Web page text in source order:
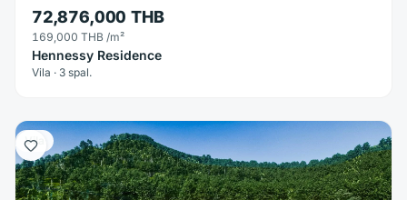
72,876,000 THB
169,000 THB /m²
Hennessy Residence
Vila · 3 spal.
Vila